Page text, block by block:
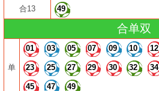
合13 49
合单双
单
01 03 05 07 09 10 12
23 25 27 29 30 32 34
45 47 49